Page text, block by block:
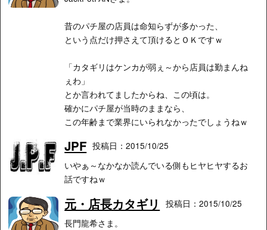
昔のパチ屋の店員は命知らずが多かった、
という点だけ押さえて頂けるとＯＫですｗ
「カタギリはケンカが弱ぇ～から店員は勤まんね
ぇわ」
とか言われてましたからね、この頃は。
確かにパチ屋が当時のままなら、
この年齢まで業界にいられなかったでしょうねｗ
JPF 投稿日：2015/10/25
いやぁ～なかなか読んでいる側もヒヤヒヤするお
話ですねｗ
元・店長カタギリ
投稿日：2015/10/25
長門龍希さま。